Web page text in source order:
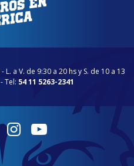
L. a V. de 9:30 a 20 hs y S. de 10 a 13
Tel: 54 11 5263-2341